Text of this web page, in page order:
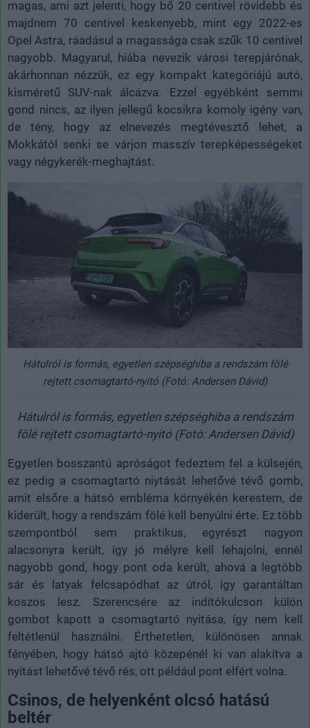
magas, ami azt jelenti, hogy bő 20 centivel rövidebb és
majdnem 70 centivel keskenyebb, mint egy 2022-es
Opel Astra, ráadásul a magassága csak szűk 10 centivel
nagyobb. Magyarul, hiába nevezik városi terepjárónak,
akárhonnan nézzük, ez egy kompakt kategóriájú autó,
kisméretű SUV-nak álcázva. Ezzel egyébként semmi
gond nincs, az ilyen jellegű kocsikra komoly igény van,
de tény, hogy az elnevezés megtévesztő lehet, a
Mokkától senki se várjon masszív terepképességeket
vagy négykerék-meghajtást.
Hátulról is formás, egyetlen szépséghiba a rendszám fölé
rejtett csomagtartó-nyitó (Fotó: Andersen Dávid)
Hátulról is formás, egyetlen szépséghiba a rendszám
fölé rejtett csomagtartó-nyitó (Fotó: Andersen Dávid)
Egyetlen bosszantú apróságot fedeztem fel a külsején,
ez pedig a csomagtartó niytását lehetővé tévő gomb,
amit elsőre a hátsó embléma környékén kerestem, de
kiderült, hogy a rendszám fölé kell benyúlni érte. Ez több
szempontból sem praktikus, egyrészt nagyon
alacsonyra került, így jó mélyre kell lehajolni, ennél
nagyobb gond, hogy pont oda került, ahová a legtöbb
sár és latyak felcsapódhat az útról, így garantáltan
koszos lesz. Szerencsére az indítókulcson külön
gombot kapott a csomagtartó nyitása, így nem kell
feltétlenül használni. Érthetetlen, különösen annak
fényében, hogy hátsó ajtó közepénél ki van alakítva a
nyitást lehetővé tévő rés, ott például pont elfért volna.
Csinos, de helyenként olcsó hatású
beltér